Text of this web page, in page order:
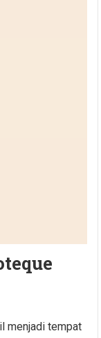
menjadi tempat